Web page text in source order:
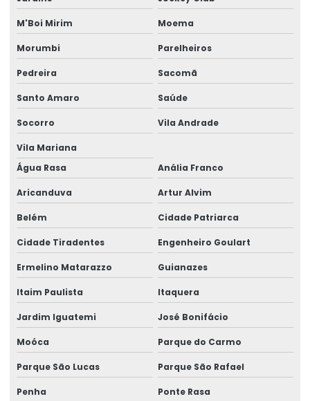
Estrutura de concreto pré moldado preço
Galpão Industrial Projeto
Galpao Metalico Projeto
Galpão Pré Moldado Projeto
Laudo de construção
Laudo de construção civil
Laudo De Avaliação Estrutura Metálica
Laudo De Estrutura De Telhado
Laudo Estrutural
Laudo Estrutural Predio
Laudo estrutural residencial
M'Boi Mirim Moema
Morumbi Parelheiros
Pedreira Sacomã
Santo Amaro Saúde
Socorro Vila Andrade
Vila Mariana
Água Rasa
Anália Franco
Aricanduva Artur Alvim
Belém Cidade Patriarca
Cidade Tiradentes Engenheiro Goulart
Ermelino Matarazzo Guianazes
Itaim Paulista Itaquera
Jardim Iguatemi José Bonifácio
Moóca Parque do Carmo
Parque São Lucas Parque São Rafael
Penha Ponte Rasa